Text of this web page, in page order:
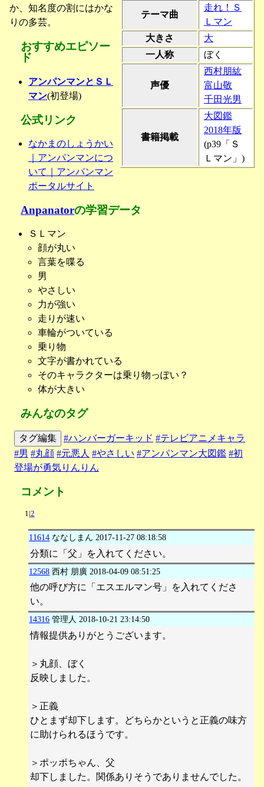
テーマ曲
走れ！Ｓ
Ｌマン
大きさ
大
一人称
ぼく
声優
西村朋紘
富山敬
千田光男
書籍掲載
大図鑑
2018年版
(p39「Ｓ
Ｌマン」)
か、知名度の割にはかな
りの多芸。
おすすめエピソー
ド
アンパンマンとＳＬ
マン(初登場)
公式リンク
なかまのしょうかい
｜アンパンマンにつ
いて｜アンパンマン
ポータルサイト
Anpanatorの学習データ
ＳＬマン
顔が丸い
言葉を喋る
男
やさしい
力が強い
走りが速い
車輪がついている
乗り物
文字が書かれている
そのキャラクターは乗り物っぽい？
体が大きい
みんなのタグ
タグ編集 #ハンバーガーキッド #テレビアニメキャラ
#男 #丸顔 #元悪人 #やさしい #アンパンマン大図鑑 #初
登場が勇気りんりん
コメント
1| 2
11614 ななしまん 2017-11-27 08:18:58
分類に「父」を入れてください。
12568 西村 朋廣 2018-04-09 08:51:25
他の呼び方に「エスエルマン号」を入れてくださ
い。
14316 管理人 2018-10-21 23:14:50
情報提供ありがとうございます。
＞丸顔、ぼく
反映しました。
＞正義
ひとまず却下します。どちらかというと正義の味方
に助けられるほうです。
＞ポッポちゃん、父
却下しました。関係ありそうでありませんでした。